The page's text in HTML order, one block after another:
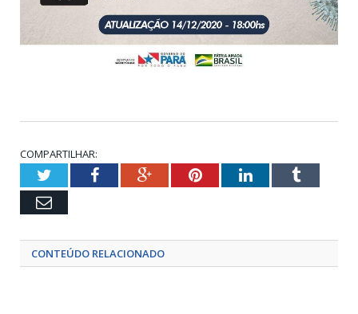
COMPARTILHAR:
TwitterFacebookGoogle+PinterestLinkedInTumblr
Email
CONTEÚDO RELACIONADO